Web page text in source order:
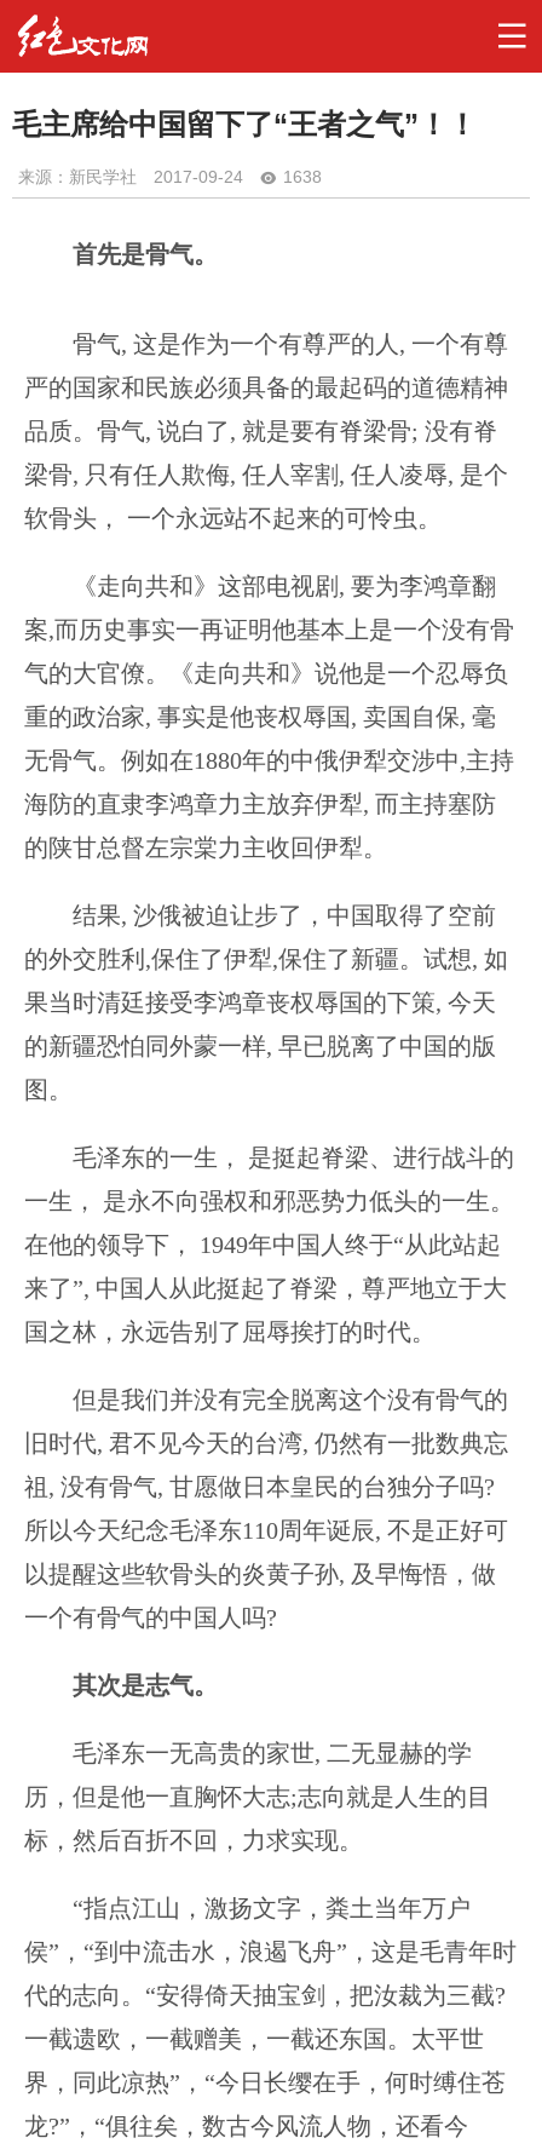
毛主席给中国留下了“王者之气”！！
来源：新民学社 2017-09-24 1638
首先是骨气。
骨气, 这是作为一个有尊严的人, 一个有尊
严的国家和民族必须具备的最起码的道德精神
品质。骨气, 说白了, 就是要有脊梁骨; 没有脊
梁骨, 只有任人欺侮, 任人宰割, 任人凌辱, 是个
软骨头， 一个永远站不起来的可怜虫。
《走向共和》这部电视剧, 要为李鸿章翻
案,而历史事实一再证明他基本上是一个没有骨
气的大官僚。《走向共和》说他是一个忍辱负
重的政治家, 事实是他丧权辱国, 卖国自保, 毫
无骨气。例如在1880年的中俄伊犁交涉中,主持
海防的直隶李鸿章力主放弃伊犁, 而主持塞防
的陕甘总督左宗棠力主收回伊犁。
结果, 沙俄被迫让步了，中国取得了空前
的外交胜利,保住了伊犁,保住了新疆。试想, 如
果当时清廷接受李鸿章丧权辱国的下策, 今天
的新疆恐怕同外蒙一样, 早已脱离了中国的版
图。
毛泽东的一生， 是挺起脊梁、进行战斗的
一生， 是永不向强权和邪恶势力低头的一生。
在他的领导下， 1949年中国人终于“从此站起
来了”, 中国人从此挺起了脊梁，尊严地立于大
国之林，永远告别了屈辱挨打的时代。
但是我们并没有完全脱离这个没有骨气的
旧时代, 君不见今天的台湾, 仍然有一批数典忘
祖, 没有骨气, 甘愿做日本皇民的台独分子吗?
所以今天纪念毛泽东110周年诞辰, 不是正好可
以提醒这些软骨头的炎黄子孙, 及早悔悟，做
一个有骨气的中国人吗?
其次是志气。
毛泽东一无高贵的家世, 二无显赫的学
历，但是他一直胸怀大志;志向就是人生的目
标，然后百折不回，力求实现。
“指点江山，激扬文字，粪土当年万户
侯”，“到中流击水，浪遏飞舟”，这是毛青年时
代的志向。“安得倚天抽宝剑，把汝裁为三截?
一截遗欧，一截赠美，一截还东国。太平世
界，同此凉热”，“今日长缨在手，何时缚住苍
龙?”，“俱往矣，数古今风流人物，还看今